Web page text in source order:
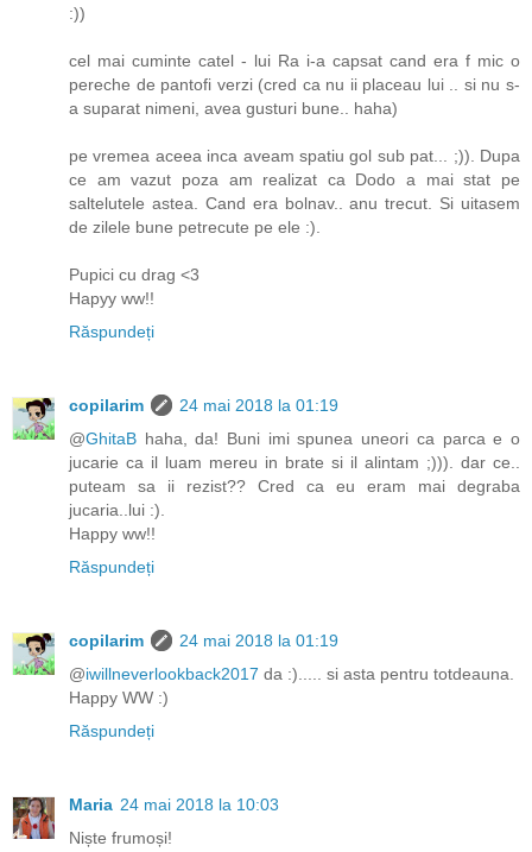
:))
cel mai cuminte catel - lui Ra i-a capsat cand era f mic o
pereche de pantofi verzi (cred ca nu ii placeau lui .. si nu s-
a suparat nimeni, avea gusturi bune.. haha)
pe vremea aceea inca aveam spatiu gol sub pat... ;)). Dupa
ce am vazut poza am realizat ca Dodo a mai stat pe
saltelutele astea. Cand era bolnav.. anu trecut. Si uitasem
de zilele bune petrecute pe ele :).
Pupici cu drag <3
Hapyy ww!!
Răspundeți
copilarim
24 mai 2018 la 01:19
@GhitaB haha, da! Buni imi spunea uneori ca parca e o
jucarie ca il luam mereu in brate si il alintam ;))). dar ce..
puteam sa ii rezist?? Cred ca eu eram mai degraba
jucaria..lui :).
Happy ww!!
Răspundeți
copilarim
24 mai 2018 la 01:19
@iwillneverlookback2017 da :)..... si asta pentru totdeauna.
Happy WW :)
Răspundeți
Maria 24 mai 2018 la 10:03
Niște frumoși!